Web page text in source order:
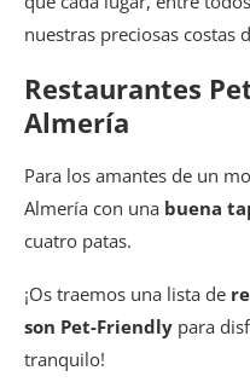
nuestras preciosas costas
Restaurantes
Almería
Para los amantes de un
Almería con una buena
cuatro patas.
¡Os traemos una lista de
son Pet-Friendly para
tranquilo!